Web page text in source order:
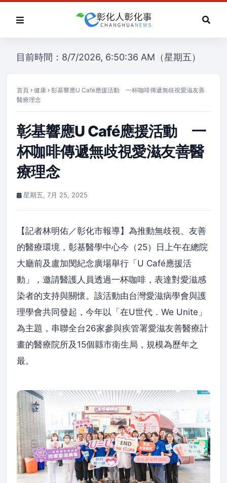
目前時間：8/7/2026, 6:50:36 AM（星期五）
首頁 健康
彰基響應U Café應援活動 一杯咖啡傳遞無歧視愛滋友善
醫療理念
彰基響應U Café應援活動 一
杯咖啡傳遞無歧視愛滋友善醫
療理念
星期五, 7月 25, 2025
【記者林明佑／彰化市報導】為推動無歧視、友善
的醫療環境，彰基醫學中心今（25）日上午在總院
大廳前及盧加閔紀念廣場舉行「U Café應援活
動」，邀請醫護人員透過一杯咖啡，表達對愛滋感
染者的支持與關懷。該活動由台灣愛滋病學會與護
理學會共同發起，今年以「在U世代．We Unite」
為主題，串聯全台26家參與疾管署愛滋友善醫療計
畫的醫療院所及15個縣市衛生局，規模為歷年之
最。